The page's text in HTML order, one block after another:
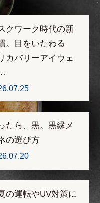
クワーク時代の新
。目をいたわる
リカバリーアイウェ
たら、黒。黒縁メ
の選び方
の運転やUV対策に